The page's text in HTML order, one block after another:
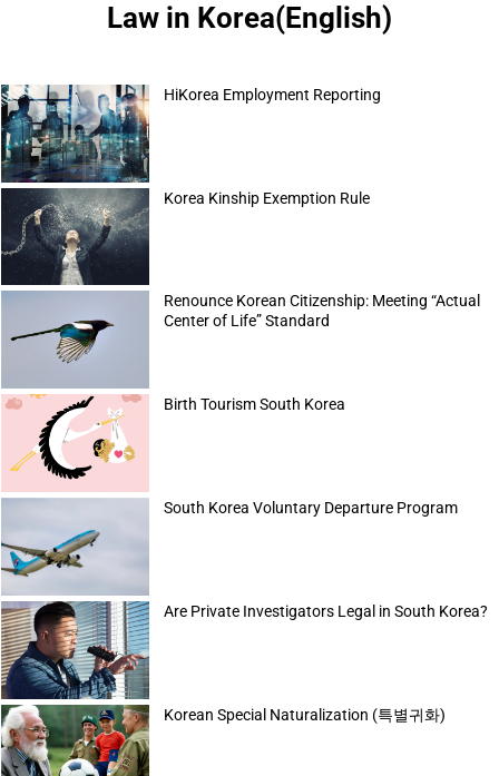
Law in Korea(English)
HiKorea Employment Reporting
Korea Kinship Exemption Rule
Renounce Korean Citizenship: Meeting “Actual
Center of Life” Standard
Birth Tourism South Korea
South Korea Voluntary Departure Program
Are Private Investigators Legal in South Korea?
Korean Special Naturalization (특별귀화)